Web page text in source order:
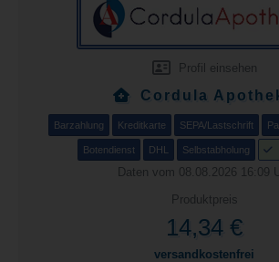
Profil einsehen
Cordula
Barzahlung Kreditkarte SEPA/Lastschrift
Botendienst DHL Selbstabholung
Daten vom 08.08.2026 16:09
Produktpreis
14,34 €
versandkostenfrei